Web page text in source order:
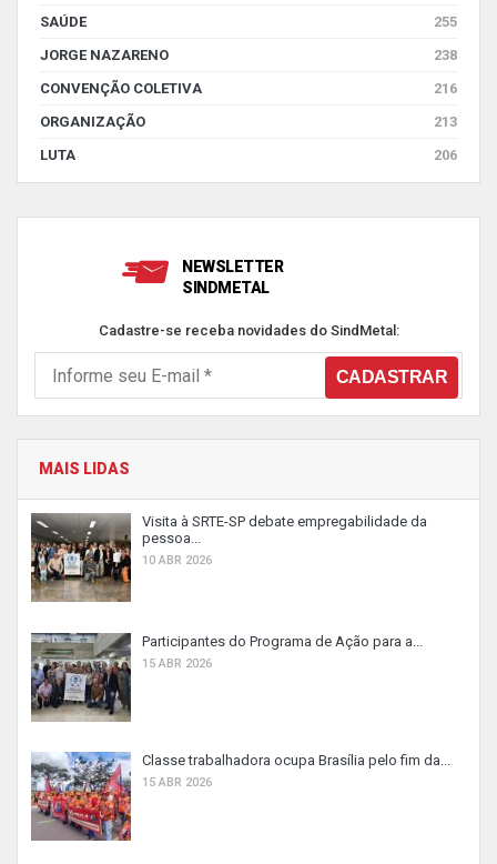
SAÚDE
255
JORGE NAZARENO
238
CONVENÇÃO COLETIVA
216
ORGANIZAÇÃO
213
LUTA
206
NEWSLETTER
SINDMETAL
Cadastre-se receba novidades do SindMetal:
MAIS LIDAS
Visita à SRTE-SP debate empregabilidade da
pessoa...
10 ABR 2026
Participantes do Programa de Ação para a...
15 ABR 2026
Classe trabalhadora ocupa Brasília pelo fim da...
15 ABR 2026